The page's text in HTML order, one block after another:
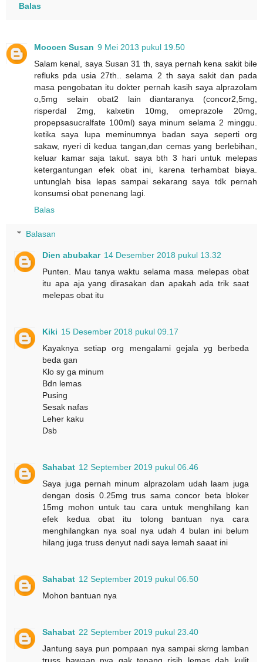
Balas
Moocen Susan 9 Mei 2013 pukul 19.50
Salam kenal, saya Susan 31 th, saya pernah kena sakit bile
refluks pda usia 27th.. selama 2 th saya sakit dan pada
masa pengobatan itu dokter pernah kasih saya alprazolam
o,5mg selain obat2 lain diantaranya (concor2,5mg,
risperdal 2mg, kalxetin 10mg, omeprazole 20mg,
propepsasucralfate 100ml) saya minum selama 2 minggu.
ketika saya lupa meminumnya badan saya seperti org
sakaw, nyeri di kedua tangan,dan cemas yang berlebihan,
keluar kamar saja takut. saya bth 3 hari untuk melepas
ketergantungan efek obat ini, karena terhambat biaya.
untunglah bisa lepas sampai sekarang saya tdk pernah
konsumsi obat penenang lagi.
Balas
Balasan
Dien abubakar 14 Desember 2018 pukul 13.32
Punten. Mau tanya waktu selama masa melepas obat
itu apa aja yang dirasakan dan apakah ada trik saat
melepas obat itu
Kiki 15 Desember 2018 pukul 09.17
Kayaknya setiap org mengalami gejala yg berbeda
beda gan
Klo sy ga minum
Bdn lemas
Pusing
Sesak nafas
Leher kaku
Dsb
Sahabat 12 September 2019 pukul 06.46
Saya juga pernah minum alprazolam udah laam juga
dengan dosis 0.25mg trus sama concor beta bloker
15mg mohon untuk tau cara untuk menghilang kan
efek kedua obat itu tolong bantuan nya cara
menghilangkan nya soal nya udah 4 bulan ini belum
hilang juga truss denyut nadi saya lemah saaat ini
Sahabat 12 September 2019 pukul 06.50
Mohon bantuan nya
Sahabat 22 September 2019 pukul 23.40
Jantung saya pun pompaan nya sampai skrng lamban